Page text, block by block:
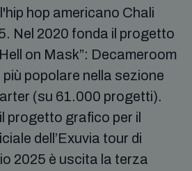
hop americano Chali
Nel 2020 fonda il progetto
on Mask”: Decameroom
popolare nella sezione
(su 61.000 progetti).
progetto grafico per il
dell’Exuvia tour di
2025 è uscita la terza